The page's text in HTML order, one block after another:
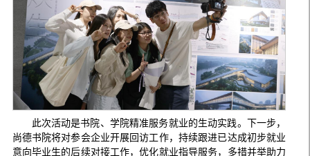
此次活动是书院、学院精准服务就业的生动实践。下一步，
尚德书院将对参会企业开展回访工作，持续跟进已达成初步就业
意向毕业生的后续对接工作，优化就业指导服务，多措并举助力